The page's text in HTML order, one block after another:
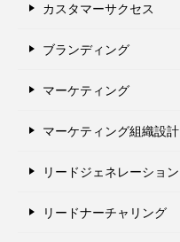
カスタマーサクセス
ブランディング
マーケティング
マーケティング組織設計
リードジェネレーション
リードナーチャリング